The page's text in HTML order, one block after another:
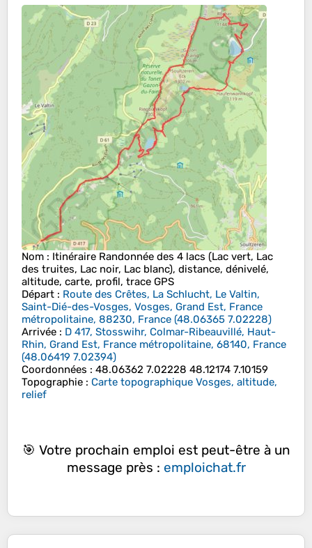
Nom : Itinéraire Randonnée des 4 lacs (Lac vert, Lac
des truites, Lac noir, Lac blanc), distance, dénivelé,
altitude, carte, profil, trace GPS
Départ : Route des Crêtes, La Schlucht, Le Valtin,
Saint-Dié-des-Vosges, Vosges, Grand Est, France
métropolitaine, 88230, France (48.06365 7.02228)
Arrivée : D 417, Stosswihr, Colmar-Ribeauvillé, Haut-
Rhin, Grand Est, France métropolitaine, 68140, France
(48.06419 7.02394)
Coordonnées : 48.06362 7.02228 48.12174 7.10159
Topographie : Carte topographique Vosges, altitude,
relief
🎯 Votre prochain emploi est peut-être à un
message près : emploichat.fr